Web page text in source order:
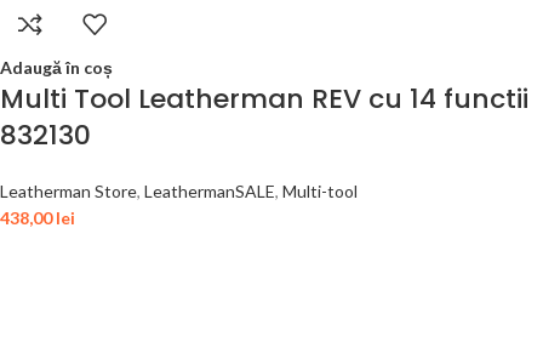
Adaugă în coș
Multi Tool Leatherman REV cu 14 functii
832130
Leatherman Store, LeathermanSALE, Multi-tool
438,00lei